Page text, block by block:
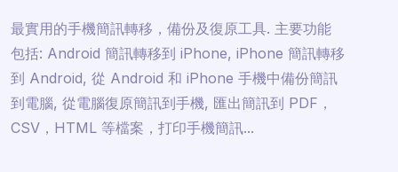
最實用的手機簡訊轉移，備份及復原工具. 主要功能
包括: Android 簡訊轉移到 iPhone, iPhone 簡訊轉移
到 Android, 從 Android 和 iPhone 手機中備份簡訊
到電腦, 從電腦復原簡訊到手機, 匯出簡訊到 PDF，
CSV，HTML 等檔案，打印手機簡訊...